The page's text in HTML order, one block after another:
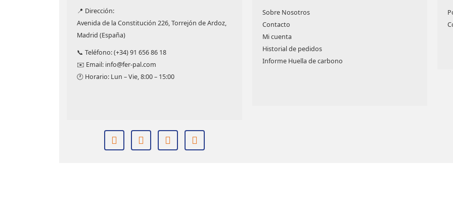
📍 Dirección:
Avenida de la Constitución 226, Torrejón de Ardoz,
Madrid (España)
📞 Teléfono: (+34) 91 656 86 18
✉️ Email: info@fer-pal.com
🕐 Horario: Lun – Vie, 8:00 – 15:00
Sobre Nosotros
Contacto
Mi cuenta
Historial de pedidos
Informe Huella de carbono